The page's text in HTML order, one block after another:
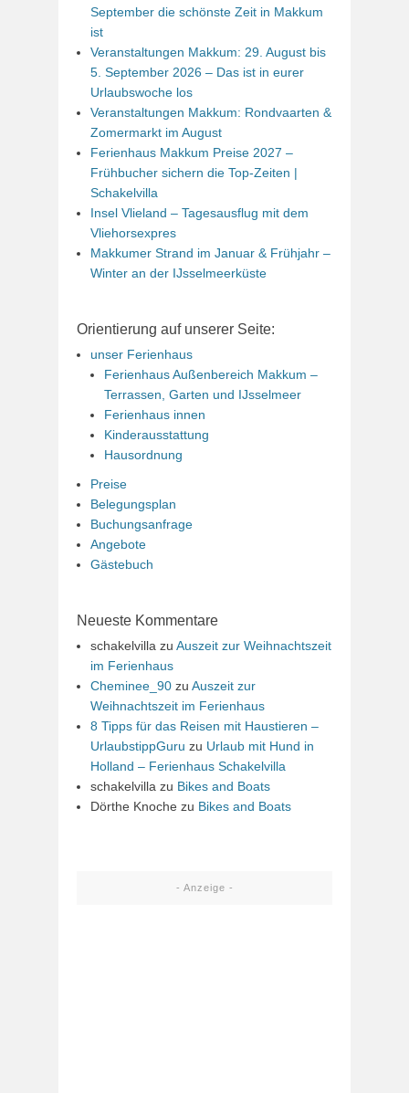
September die schönste Zeit in Makkum
ist
Veranstaltungen Makkum: 29. August bis
5. September 2026 – Das ist in eurer
Urlaubswoche los
Veranstaltungen Makkum: Rondvaarten &
Zomermarkt im August
Ferienhaus Makkum Preise 2027 –
Frühbucher sichern die Top-Zeiten |
Schakelvilla
Insel Vlieland – Tagesausflug mit dem
Vliehorsexpres
Makkumer Strand im Januar & Frühjahr –
Winter an der IJsselmeerküste
Orientierung auf unserer Seite:
unser Ferienhaus
Ferienhaus Außenbereich Makkum –
Terrassen, Garten und IJsselmeer
Ferienhaus innen
Kinderausstattung
Hausordnung
Preise
Belegungsplan
Buchungsanfrage
Angebote
Gästebuch
Neueste Kommentare
schakelvilla zu Auszeit zur Weihnachtszeit
im Ferienhaus
Cheminee_90 zu Auszeit zur
Weihnachtszeit im Ferienhaus
8 Tipps für das Reisen mit Haustieren –
UrlaubstippGuru zu Urlaub mit Hund in
Holland – Ferienhaus Schakelvilla
schakelvilla zu Bikes and Boats
Dörthe Knoche zu Bikes and Boats
- Anzeige -